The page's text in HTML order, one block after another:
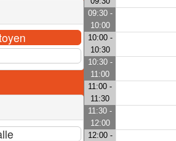
09:30 -
10:00
10:00 -
10:30
10:30 -
11:00
11:00 -
11:30
11:30 -
12:00
12:00 -